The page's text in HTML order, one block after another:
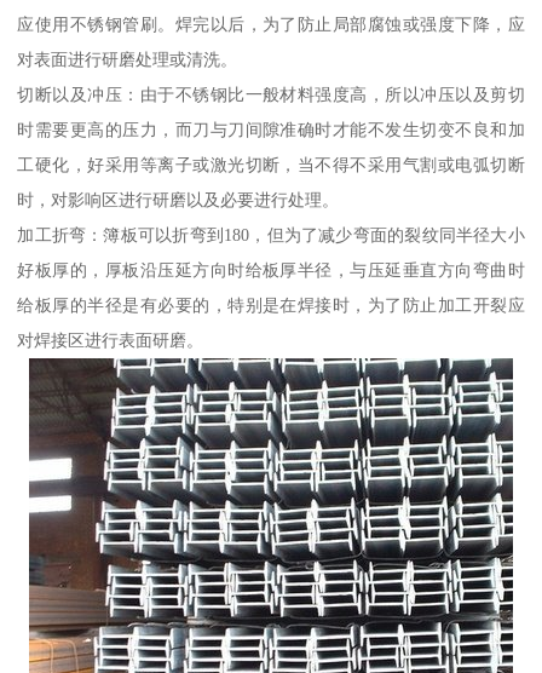
应使用不锈钢管刷。焊完以后，为了防止局部腐蚀或强度下降，应
对表面进行研磨处理或清洗。
切断以及冲压：由于不锈钢比一般材料强度高，所以冲压以及剪切
时需要更高的压力，而刀与刀间隙准确时才能不发生切变不良和加
工硬化，好采用等离子或激光切断，当不得不采用气割或电弧切断
时，对影响区进行研磨以及必要进行处理。
加工折弯：簿板可以折弯到180，但为了减少弯面的裂纹同半径大小
好板厚的，厚板沿压延方向时给板厚半径，与压延垂直方向弯曲时
给板厚的半径是有必要的，特别是在焊接时，为了防止加工开裂应
对焊接区进行表面研磨。